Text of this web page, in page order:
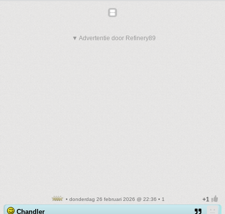
▼ Advertentie door Refinery89
• donderdag 26 februari 2026 @ 22:36 • 1
Chandler